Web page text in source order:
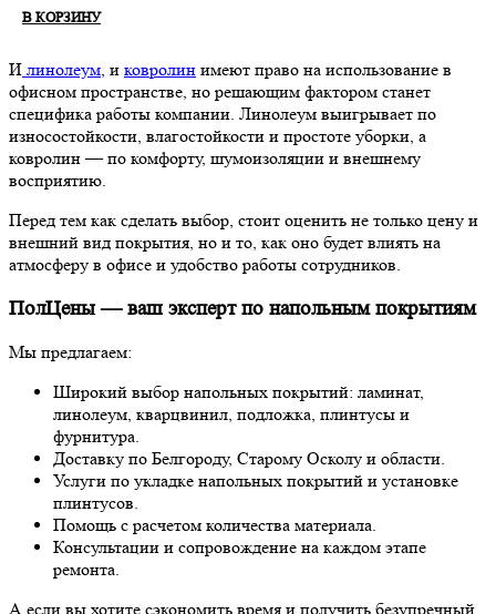
В КОРЗИНУ
И линолеум , и ковролин имеют право на использование в
офисном пространстве, но решающим фактором станет
специфика работы компании. Линолеум выигрывает по
износостойкости, влагостойкости и простоте уборки, а
ковролин — по комфорту, шумоизоляции и внешнему
восприятию.
Перед тем как сделать выбор, стоит оценить не только цену и
внешний вид покрытия, но и то, как оно будет влиять на
атмосферу в офисе и удобство работы сотрудников.
ПолЦены — ваш эксперт по напольным покрытиям
Мы предлагаем:
Широкий выбор напольных покрытий: ламинат,
линолеум, кварцвинил, подложка, плинтусы и
фурнитура.
Доставку по Белгороду, Старому Осколу и области.
Услуги по укладке напольных покрытий и установке
плинтусов.
Помощь с расчетом количества материала.
Консультации и сопровождение на каждом этапе
ремонта.
А если вы хотите сэкономить время и получить безупречный